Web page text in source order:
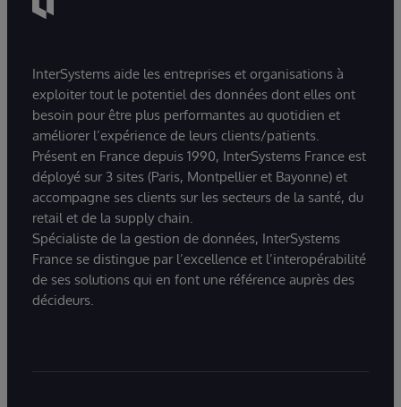
InterSystems aide les entreprises et organisations à
exploiter tout le potentiel des données dont elles ont
besoin pour être plus performantes au quotidien et
améliorer l’expérience de leurs clients/patients.
Présent en France depuis 1990, InterSystems France est
déployé sur 3 sites (Paris, Montpellier et Bayonne) et
accompagne ses clients sur les secteurs de la santé, du
retail et de la supply chain.
Spécialiste de la gestion de données, InterSystems
France se distingue par l’excellence et l’interopérabilité
de ses solutions qui en font une référence auprès des
décideurs.